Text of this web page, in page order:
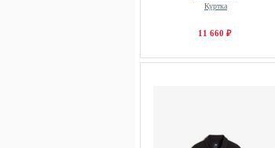
Куртка
11 660 ₽